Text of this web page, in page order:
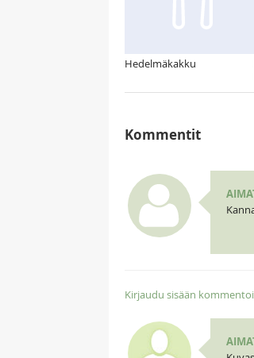
Hedelmäkakku
Kommentit
Kirjaudu sisään